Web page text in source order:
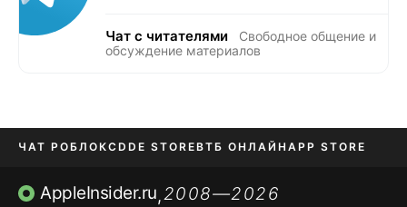
Чат с читателями
Свободное общение и
обсуждение материалов
ЧАТ РОБЛОКСDDE STOREВТБ ОНЛАЙН APP STORE
OZON БАНК KAKAOTALK И BIP
AppleInsider.ru,2008—2026